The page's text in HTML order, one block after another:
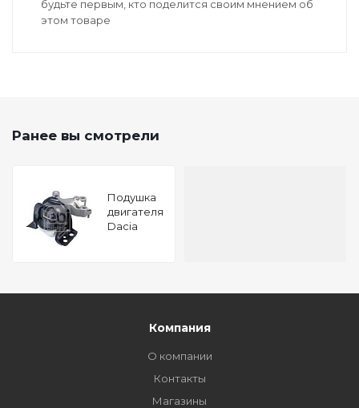
будьте первым, кто поделится своим мнением об
этом товаре
Ранее вы смотрели
Подушкa
двигателя
Dacia
Компания
О компании
Контакты
Магазины